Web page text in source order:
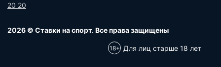
20 20
2026 © Ставки на спорт. Все права защищены
Для лиц старше 18 лет